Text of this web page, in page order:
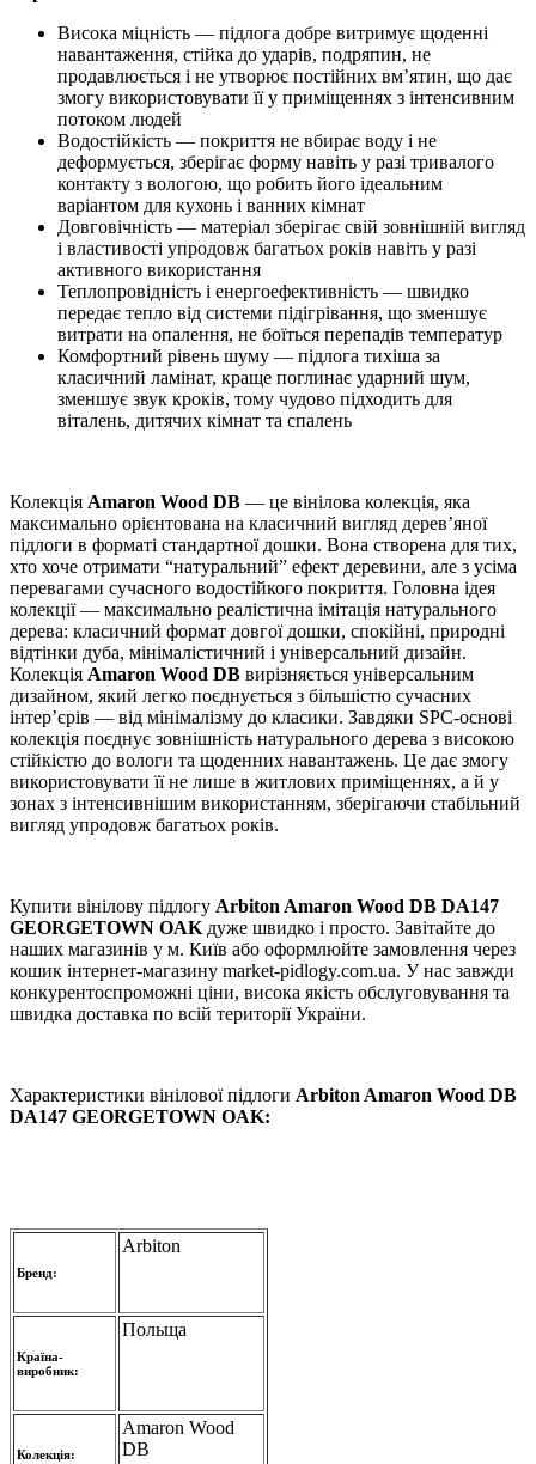
Висока міцність — підлога добре витримує щоденні
навантаження, стійка до ударів, подряпин, не
продавлюється і не утворює постійних вм’ятин, що дає
змогу використовувати її у приміщеннях з інтенсивним
потоком людей
Водостійкість — покриття не вбирає воду і не
деформується, зберігає форму навіть у разі тривалого
контакту з вологою, що робить його ідеальним
варіантом для кухонь і ванних кімнат
Довговічність — матеріал зберігає свій зовнішній вигляд
і властивості упродовж багатьох років навіть у разі
активного використання
Теплопровідність і енергоефективність — швидко
передає тепло від системи підігрівання, що зменшує
витрати на опалення, не боїться перепадів температур
Комфортний рівень шуму — підлога тихіша за
класичний ламінат, краще поглинає ударний шум,
зменшує звук кроків, тому чудово підходить для
віталень, дитячих кімнат та спалень
Колекція Amaron Wood DB — це вінілова колекція, яка
максимально орієнтована на класичний вигляд дерев’яної
підлоги в форматі стандартної дошки. Вона створена для тих,
хто хоче отримати “натуральний” ефект деревини, але з усіма
перевагами сучасного водостійкого покриття. Головна ідея
колекції — максимально реалістична імітація натурального
дерева: класичний формат довгої дошки, спокійні, природні
відтінки дуба, мінімалістичний і універсальний дизайн.
Колекція Amaron Wood DB вирізняється універсальним
дизайном, який легко поєднується з більшістю сучасних
інтер’єрів — від мінімалізму до класики. Завдяки SPC-основі
колекція поєднує зовнішність натурального дерева з високою
стійкістю до вологи та щоденних навантажень. Це дає змогу
використовувати її не лише в житлових приміщеннях, а й у
зонах з інтенсивнішим використанням, зберігаючи стабільний
вигляд упродовж багатьох років.
Купити вінілову підлогу Arbiton Amaron Wood DB DA147
GEORGETOWN OAK дуже швидко і просто. Завітайте до
наших магазинів у м. Київ або оформлюйте замовлення через
кошик інтернет-магазину market-pidlogy.com.ua. У нас завжди
конкурентоспроможні ціни, висока якість обслуговування та
швидка доставка по всій території України.
Характеристики вінілової підлоги Arbiton Amaron Wood DB
DA147 GEORGETOWN OAK:
Бренд:
Arbiton
Країна-
виробник:
Польща
Колекція:
Amaron Wood
DB